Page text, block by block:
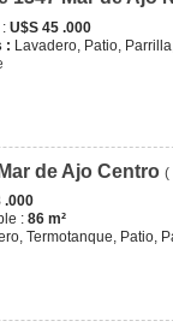
U$S 45 .000
: Lavadero, Patio,
de Ajo Centro (
.000
: 86 m²
Termotanque, Patio,